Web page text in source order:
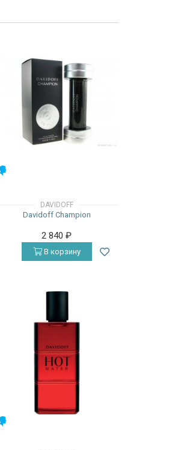
DAVIDOFF
Davidoff Champion
2 840₽
В корзину